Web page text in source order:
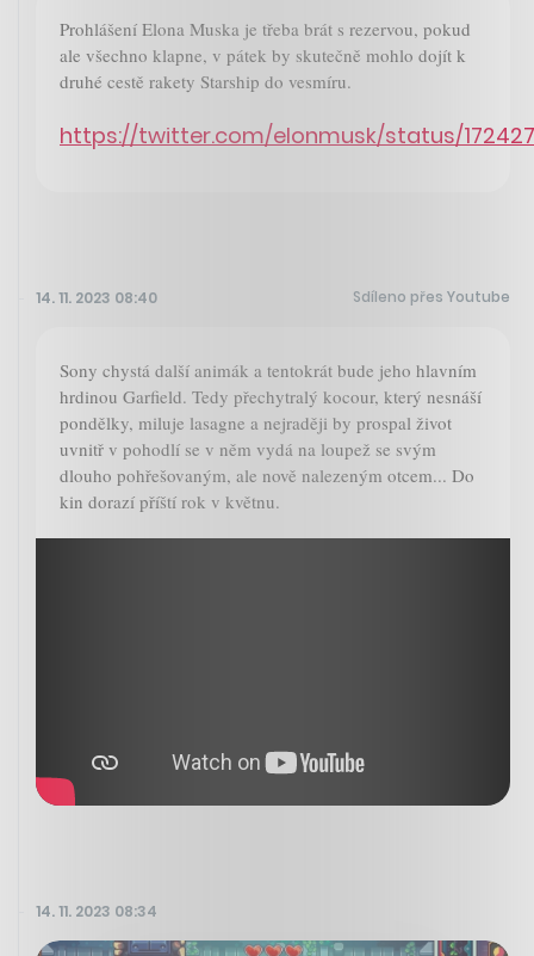
Prohlášení Elona Muska je třeba brát s rezervou, pokud
ale všechno klapne, v pátek by skutečně mohlo dojít k
druhé cestě rakety Starship do vesmíru.
https://twitter.com/elonmusk/status/
14. 11. 2023 08:40 Sdíleno přes Youtube
Sony chystá další animák a tentokrát bude jeho hlavním
hrdinou Garfield. Tedy přechytralý kocour, který nesnáší
pondělky, miluje lasagne a nejraději by prospal život
uvnitř v pohodlí se v něm vydá na loupež se svým
dlouho pohřešovaným, ale nově nalezeným otcem... Do
kin dorazí příští rok v květnu.
14. 11. 2023 08:34